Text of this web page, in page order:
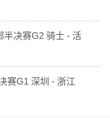
半决赛G2 骑士 - 活
赛G1 深圳 - 浙江